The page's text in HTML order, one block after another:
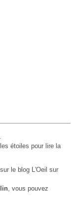
étoiles pour lire la
le blog L'Oeil sur
, vous pouvez